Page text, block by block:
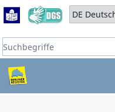
Zum Hauptbereich
Zum Hauptmenü
Sprache auswählen:
Suchbegriffe: